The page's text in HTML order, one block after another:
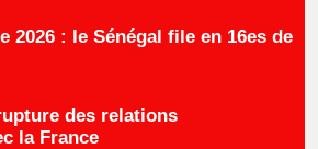
2026 : le Sénégal file en 16es de
des relations
la France